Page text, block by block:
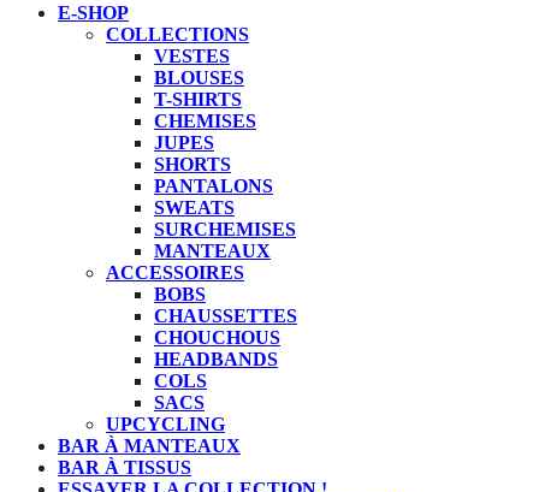
E-SHOP
COLLECTIONS
VESTES
BLOUSES
T-SHIRTS
CHEMISES
JUPES
SHORTS
PANTALONS
SWEATS
SURCHEMISES
MANTEAUX
ACCESSOIRES
BOBS
CHAUSSETTES
CHOUCHOUS
HEADBANDS
COLS
SACS
UPCYCLING
BAR À MANTEAUX
BAR À TISSUS